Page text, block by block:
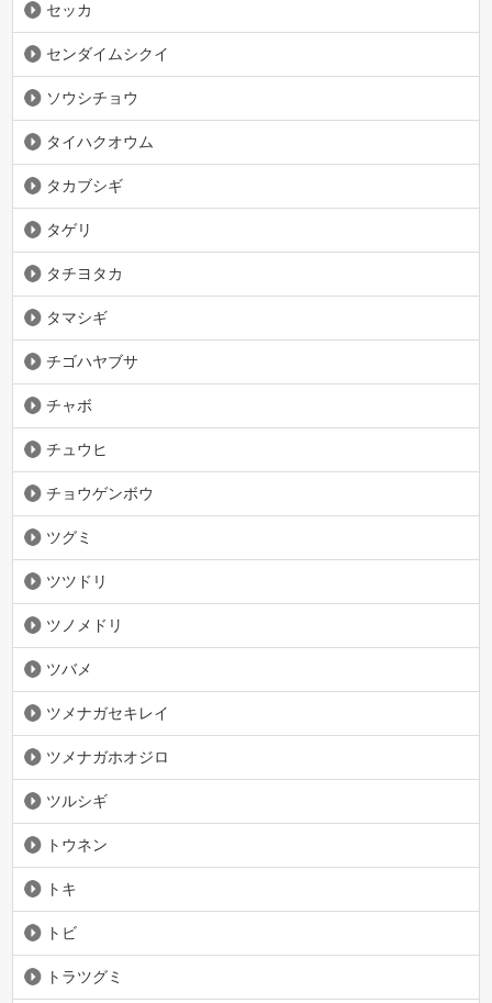
セッカ
センダイムシクイ
ソウシチョウ
タイハクオウム
タカブシギ
タゲリ
タチヨタカ
タマシギ
チゴハヤブサ
チャボ
チュウヒ
チョウゲンボウ
ツグミ
ツツドリ
ツノメドリ
ツバメ
ツメナガセキレイ
ツメナガホオジロ
ツルシギ
トウネン
トキ
トビ
トラツグミ